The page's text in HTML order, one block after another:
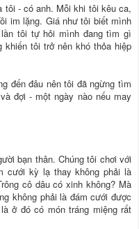
tôi - có anh. Mỗi khi tôi kêu ca,
im lặng. Giá như tôi biết mình
tôi tự hỏi mình đang tìm gì
tôi trở nên khó thỏa hiệp
đến đâu nên tôi đã ngừng tìm
đợi - một ngày nào nếu may
bạn thân. Chúng tôi chơi với
cưới kỳ lạ thay không phải là
cô dâu có xinh không? Mà
không phải là đám cưới được
ở đó có món tráng miệng rất